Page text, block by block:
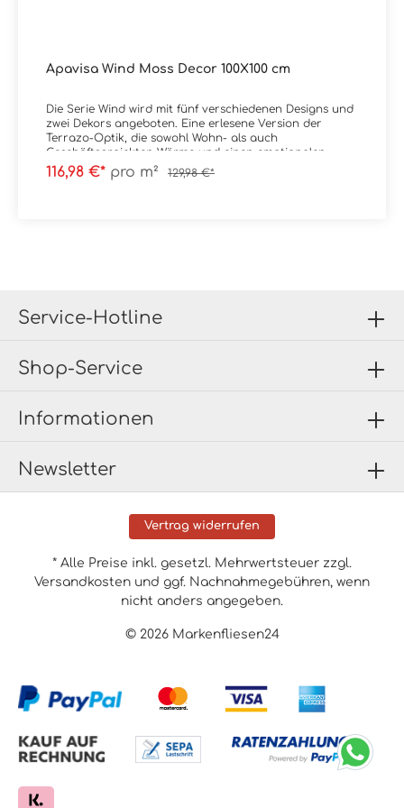
Apavisa Wind Moss Decor 100X100 cm
Die Serie Wind wird mit fünf verschiedenen Designs und
zwei Dekors angeboten. Eine erlesene Version der
Terrazo-Optik, die sowohl Wohn- als auch
Geschäftsprojekten Wärme und einen emotionalen
Touch verleiht. Material:
FeinsteinzeugFormat: 99,55x99,55 cmStärke: 10
116,98 €* pro m² 129,98 €*
Newsletter
Service-Hotline
Shop-Service
Informationen
Vertrag widerrufen
© 2026 Markenfliesen24
* Alle Preise inkl. gesetzl. Mehrwertsteuer zzgl.
Versandkosten und ggf. Nachnahmegebühren, wenn
nicht anders angegeben.